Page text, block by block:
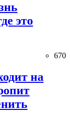
это
670
на